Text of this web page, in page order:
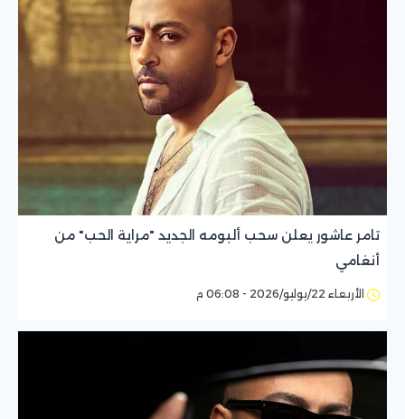
تامر عاشور يعلن سحب ألبومه الجديد "مراية الحب" من
أنغامي
الأربعاء 22/يوليو/2026 - 06:08 م